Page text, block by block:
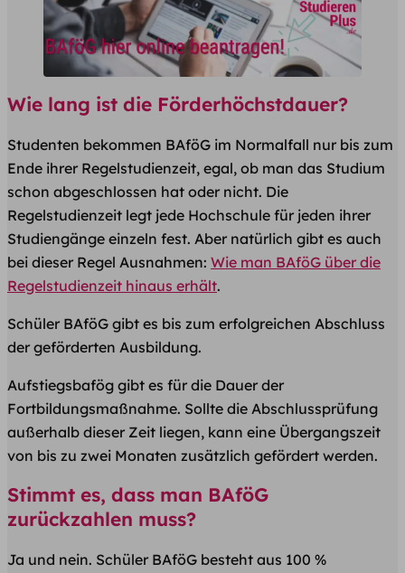
Wie lang ist die Förderhöchstdauer?
Studenten bekommen BAföG im Normalfall nur bis zum
Ende ihrer Regelstudienzeit, egal, ob man das Studium
schon abgeschlossen hat oder nicht. Die
Regelstudienzeit legt jede Hochschule für jeden ihrer
Studiengänge einzeln fest. Aber natürlich gibt es auch
bei dieser Regel Ausnahmen: Wie man BAföG über die
Regelstudienzeit hinaus erhält.
Schüler BAföG gibt es bis zum erfolgreichen Abschluss
der geförderten Ausbildung.
Aufstiegsbafög gibt es für die Dauer der
Fortbildungsmaßnahme. Sollte die Abschlussprüfung
außerhalb dieser Zeit liegen, kann eine Übergangszeit
von bis zu zwei Monaten zusätzlich gefördert werden.
Stimmt es, dass man BAföG
zurückzahlen muss?
Ja und nein. Schüler BAföG besteht aus 100 %